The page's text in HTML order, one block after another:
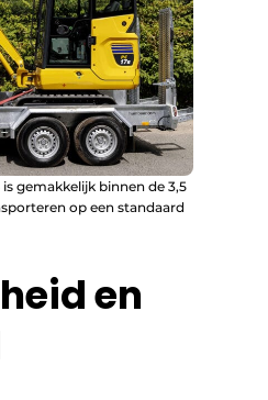
is gemakkelijk binnen de 3,5
op een standaard
en